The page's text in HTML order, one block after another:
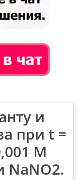
и
при t =
М
NaNO2.